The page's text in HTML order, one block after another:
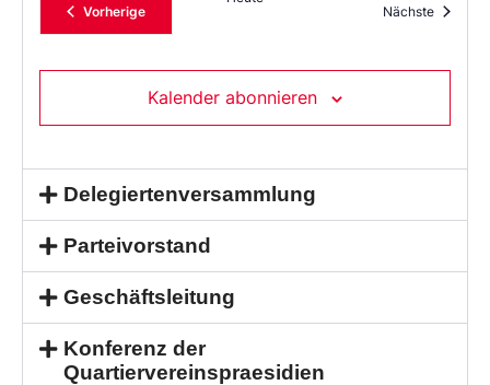
VorherigeVeranstaltungen
Nächste
Kalender abonnieren
Delegiertenversammlung
Parteivorstand
Geschäftsleitung
Konferenz der
Quartiervereinspraesidien